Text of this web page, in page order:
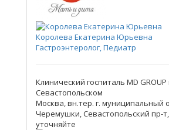
Королева Екатерина Юрьевна
Гастроэнтеролог, Педиатр
Клинический госпиталь MD GROUP
Севастопольском
Москва, вн.тер. г. муниципальный
Черемушки, Севастопольский пр-т,
уточняйте